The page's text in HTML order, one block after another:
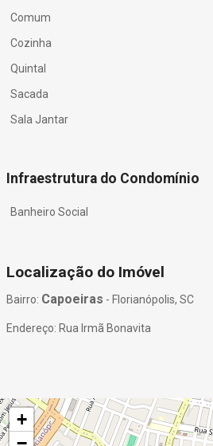
Comum
Cozinha
Quintal
Sacada
Sala Jantar
Infraestrutura do Condomínio
Banheiro Social
Localização do Imóvel
Bairro: Capoeiras - Florianópolis, SC
Endereço: Rua Irmã Bonavita
+